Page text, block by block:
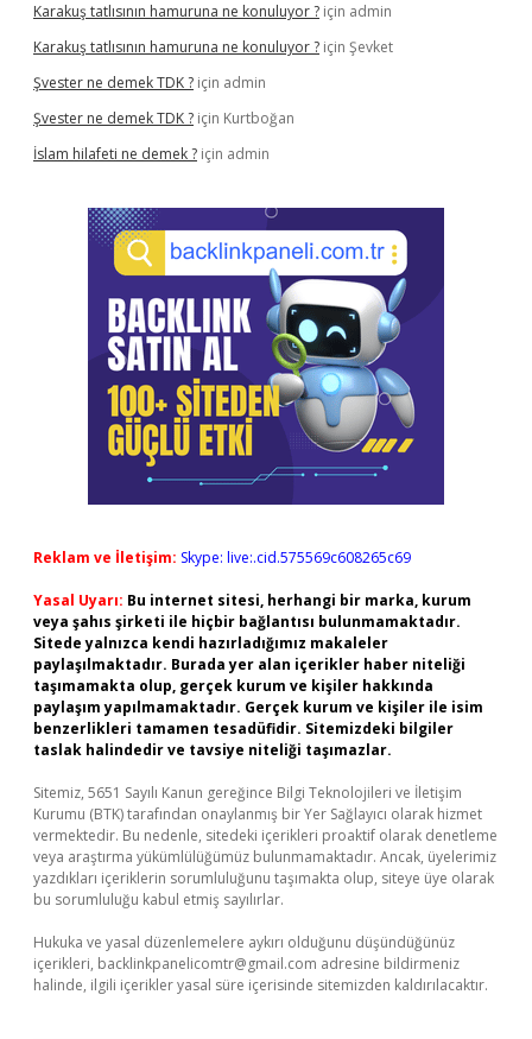
Karakuş tatlısının hamuruna ne konuluyor ? için admin
Karakuş tatlısının hamuruna ne konuluyor ? için Şevket
Şvester ne demek TDK ? için admin
Şvester ne demek TDK ? için Kurtboğan
İslam hilafeti ne demek ? için admin
Reklam ve İletişim: Skype: live:.cid.575569c608265c69
Yasal Uyarı: Bu internet sitesi, herhangi bir marka, kurum
veya şahıs şirketi ile hiçbir bağlantısı bulunmamaktadır.
Sitede yalnızca kendi hazırladığımız makaleler
paylaşılmaktadır. Burada yer alan içerikler haber niteliği
taşımamakta olup, gerçek kurum ve kişiler hakkında
paylaşım yapılmamaktadır. Gerçek kurum ve kişiler ile isim
benzerlikleri tamamen tesadüfidir. Sitemizdeki bilgiler
taslak halindedir ve tavsiye niteliği taşımazlar.
Sitemiz, 5651 Sayılı Kanun gereğince Bilgi Teknolojileri ve İletişim
Kurumu (BTK) tarafından onaylanmış bir Yer Sağlayıcı olarak hizmet
vermektedir. Bu nedenle, sitedeki içerikleri proaktif olarak denetleme
veya araştırma yükümlülüğümüz bulunmamaktadır. Ancak, üyelerimiz
yazdıkları içeriklerin sorumluluğunu taşımakta olup, siteye üye olarak
bu sorumluluğu kabul etmiş sayılırlar.
Hukuka ve yasal düzenlemelere aykırı olduğunu düşündüğünüz
içerikleri, backlinkpanelicomtr@gmail.com adresine bildirmeniz
halinde, ilgili içerikler yasal süre içerisinde sitemizden kaldırılacaktır.